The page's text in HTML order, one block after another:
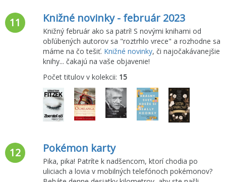
11 Knižné novinky - február 2023
Knižný február ako sa patrí! S novými knihami od
obľúbených autorov sa "roztrhlo vrece" a rozhodne sa
máme na čo tešiť. Knižné novinky, či najočakávanejšie
knihy... čakajú na vaše objavenie!
Počet titulov v kolekcii: 15
12 Pokémon karty
Pika, pika! Patríte k nadšencom, ktorí chodia po
uliciach a lovia v mobilných telefónoch pokémonov?